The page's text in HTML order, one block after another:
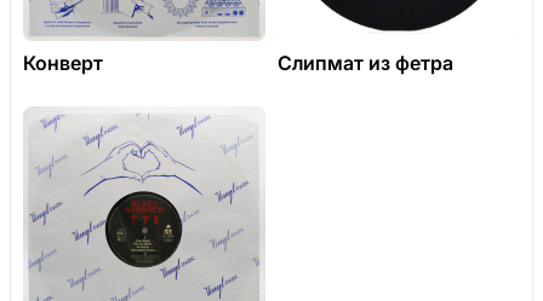
Конверт Слипмат из фетра